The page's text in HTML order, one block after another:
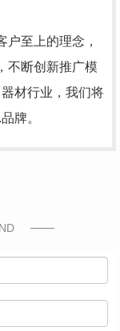
至上的理念，
不断创新推广模
材行业，我们将
牌。